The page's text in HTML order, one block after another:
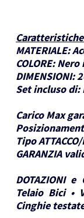
Caratteristiche
MATERIALE:
COLORE: Nero
DIMENSIONI:
Set incluso di:
Carico Max
Tipo
GARANZIA
DOTAZIONI
Telaio Bici •
Cinghie